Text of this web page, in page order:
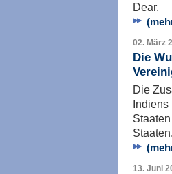
Dear.
02. März
Die
Die
Indiens
13. Juni